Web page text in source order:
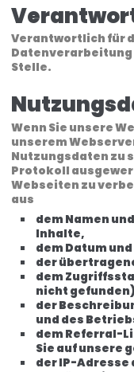
Verantwortlich für
Datenverarbeitung
Stelle.
Wenn Sie unsere
unserem
Nutzungsdaten zu
Protokoll
Webseiten zu
aus
dem Namen
Inhalte,
dem Datum
der
dem
nicht
der
und des
dem Referral-
Sie auf unsere
der IP-Adresse